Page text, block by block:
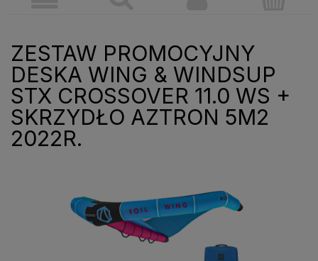
ZESTAW PROMOCYJNY
DESKA WING & WINDSUP
STX CROSSOVER 11.0 WS +
SKRZYDŁO AZTRON 5M2
2022R.